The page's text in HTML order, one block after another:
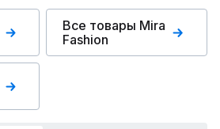
Все товары Mira
Fashion